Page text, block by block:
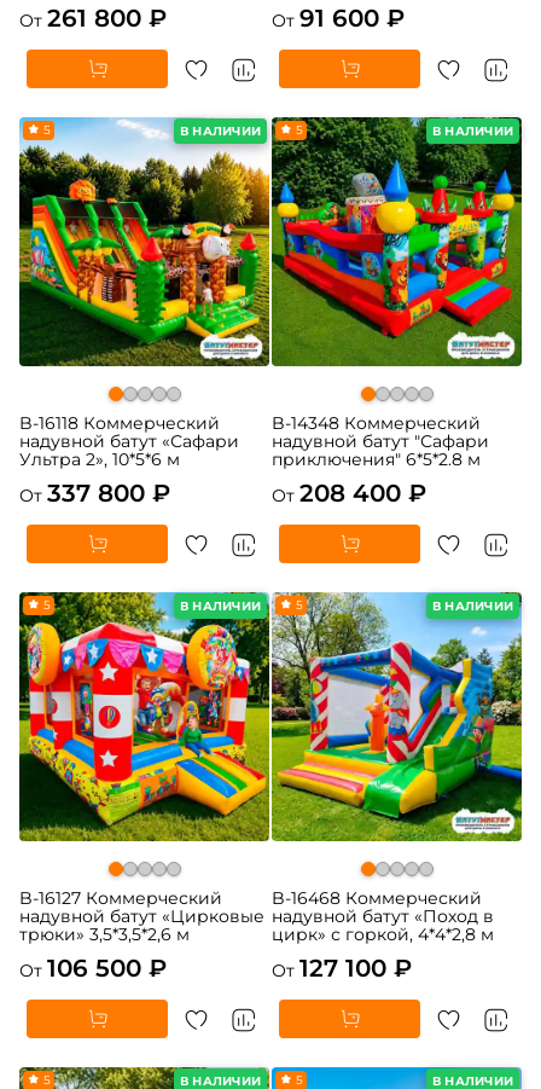
От 261 800 ₽
От 91 600 ₽
В НАЛИЧИИ
5
B-16118 Коммерческий
надувной батут «Сафари
Ультра 2», 10*5*6 м
От 337 800 ₽
В НАЛИЧИИ
5
B-14348 Коммерческий
надувной батут "Сафари
приключения" 6*5*2.8 м
От 208 400 ₽
В НАЛИЧИИ
5
B-16127 Коммерческий
надувной батут «Цирковые
трюки» 3,5*3,5*2,6 м
От 106 500 ₽
В НАЛИЧИИ
5
B-16468 Коммерческий
надувной батут «Поход в
цирк» с горкой, 4*4*2,8 м
От 127 100 ₽
В НАЛИЧИИ
5 В НАЛИЧИИ
5